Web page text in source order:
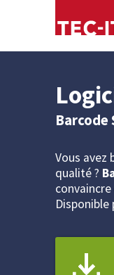
Barcode
Vous avez
qualité ?